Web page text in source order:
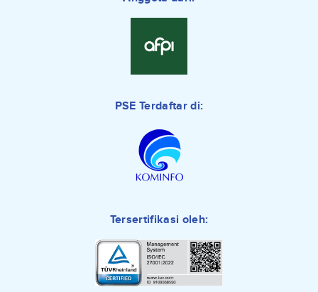
PSE Terdaftar di:
Tersertifikasi oleh: